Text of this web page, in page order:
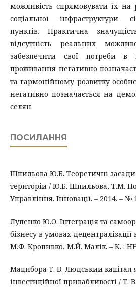
можливість спрямовувати їх на
соціальної інфраструктури
пунктів. Практична
відсутність реальних
забезпечити свої потреби в
проживання негативно
та гармонійному розвитку
негативно позначається на
селян.
ПОСИЛАННЯ
Шпильова Ю.Б. Теоретичні засади
територій / Ю.Б. Шпильова, Т.М.
Управління. Інновації. – 2014. – №
Лупенко Ю.О. Інтеграція та
бізнесу в умовах
М.Ф. Кропивко, М.Й. Малік. – К. :
Мацибора Т. В. Людський капітал
інвестиційної привабливості / Т.